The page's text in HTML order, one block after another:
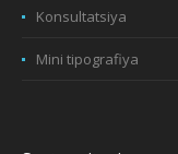
Konsultatsiya
Mini tipografiya